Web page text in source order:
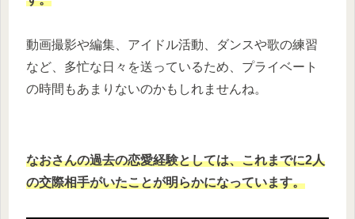
動画撮影や編集、アイドル活動、ダンスや歌の練習
など、多忙な日々を送っているため、プライベート
の時間もあまりないのかもしれませんね。
なおさんの過去の恋愛経験としては、これまでに2人
の交際相手がいたことが明らかになっています。